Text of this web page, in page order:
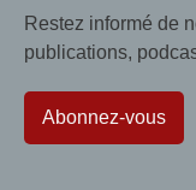
Restez informé de
publications,
Abonnez-vous